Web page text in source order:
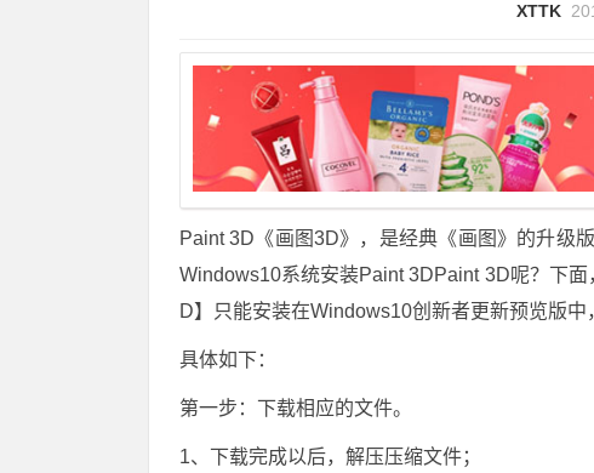
XTTK
Paint 3D《画图3D》，是经典《画图》的升级
Windows10系统安装Paint 3DPaint 3D呢？下
D】只能安装在Windows10创新者更新预览版
具体如下：
第一步：下载相应的文件。
1、下载完成以后，解压压缩文件；